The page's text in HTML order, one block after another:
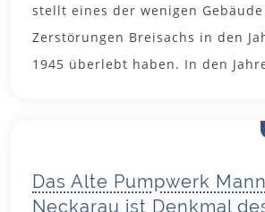
stellt eines der wenigen
Zerstörungen Breisachs in den
1945 überlebt haben. In den
Das Alte Pumpwerk
Neckarau ist Denkmal